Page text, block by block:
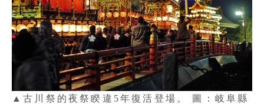
▲古川祭的夜祭睽違5年復活登場。 圖：岐阜縣